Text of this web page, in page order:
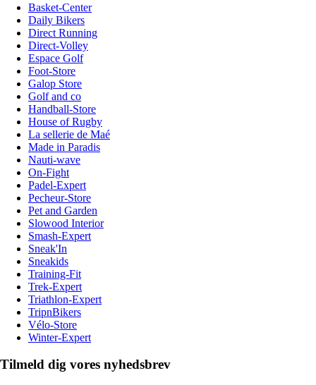
Basket-Center
Daily Bikers
Direct Running
Direct-Volley
Espace Golf
Foot-Store
Galop Store
Golf and co
Handball-Store
House of Rugby
La sellerie de Maé
Made in Paradis
Nauti-wave
On-Fight
Padel-Expert
Pecheur-Store
Pet and Garden
Slowood Interior
Smash-Expert
Sneak'In
Sneakids
Training-Fit
Trek-Expert
Triathlon-Expert
TripnBikers
Vélo-Store
Winter-Expert
Tilmeld dig vores nyhedsbrev